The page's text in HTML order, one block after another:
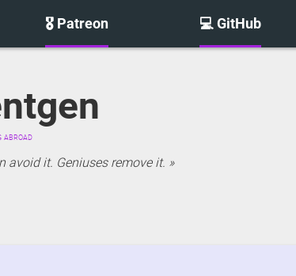
🎖️ Patreon 💻 GitHub
abroad
avoid it. Geniuses remove it.